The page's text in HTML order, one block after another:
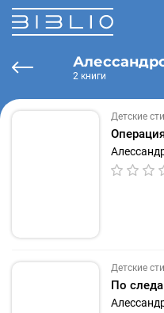
2 книги
Детские
Детские
По